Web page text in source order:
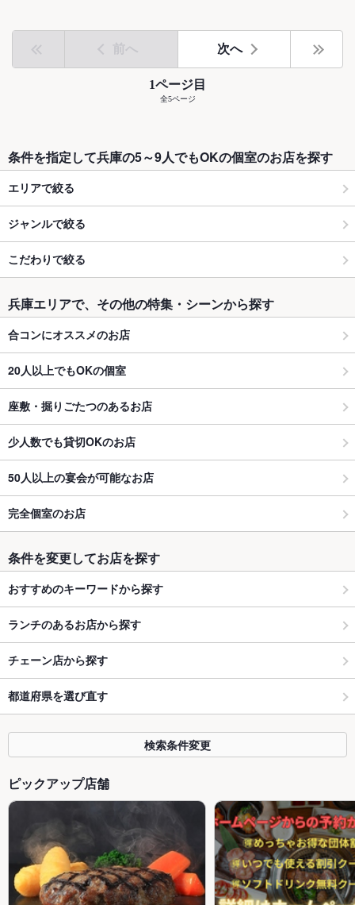
前へ 次へ
1ページ目
全5ページ
条件を指定して兵庫の5～9人でもOKの個室のお店を探す
エリアで絞る
ジャンルで絞る
こだわりで絞る
兵庫エリアで、その他の特集・シーンから探す
合コンにオススメのお店
20人以上でもOKの個室
座敷・掘りごたつのあるお店
少人数でも貸切OKのお店
50人以上の宴会が可能なお店
完全個室のお店
条件を変更してお店を探す
おすすめのキーワードから探す
ランチのあるお店から探す
チェーン店から探す
都道府県を選び直す
検索条件変更
ピックアップ店舗